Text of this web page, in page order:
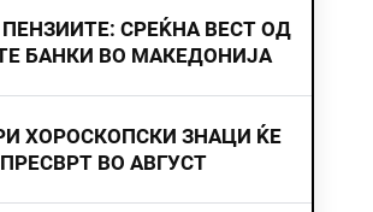
СРЕЌНА ВЕСТ ОД
БАНКИ ВО МАКЕДОНИЈА
ХОРОСКОПСКИ ЗНАЦИ ЌЕ
ВО АВГУСТ